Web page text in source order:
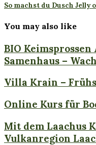
So machst du Dusch Jelly
You may also like
BIO
Samenhaus –
Villa Krain –
Online Kurs für
Mit dem Laachus
Vulkanregion